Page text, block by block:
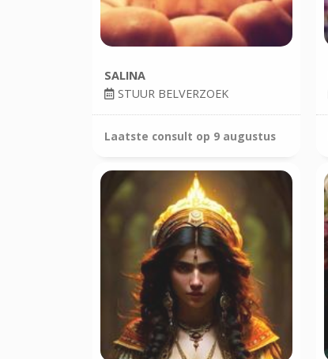
SALINA
STUUR BELVERZOEK
Laatste consult op 9 augustus